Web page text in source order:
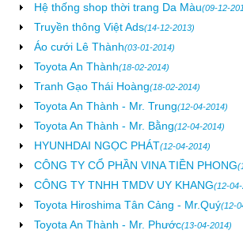
Hệ thống shop thời trang Da Màu(09-12-
Truyền thông Việt Ads(14-12-2013)
Áo cưới Lê Thành(03-01-2014)
Toyota An Thành(18-02-2014)
Tranh Gạo Thái Hoàng(18-02-2014)
Toyota An Thành - Mr. Trung(12-04-2014)
Toyota An Thành - Mr. Bằng(12-04-2014)
HYUNHDAI NGỌC PHÁT(12-04-2014)
CÔNG TY CỔ PHẦN VINA TIỀN PHONG
CÔNG TY TNHH TMDV UY KHANG(12-
Toyota Hiroshima Tân Cảng - Mr.Quý(12-
Toyota An Thành - Mr. Phước(13-04-2014)